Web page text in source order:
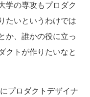
学の専攻もプロダク
たいというわけでは
か、誰かの役に立っ
クトが作りたいなと
プロダクトデザイナ